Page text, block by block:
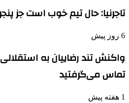
تاجرنیا: حال تیم خوب است جز
6 روز پیش
واکنش تند رضاییان به
تماس می‌گرفتید
1 هفته پیش